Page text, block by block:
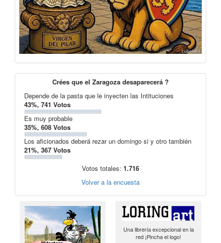
Crées que el Zaragoza desaparecerá ?
Depende de la pasta que le inyecten las Intituciones
43%, 741 Votos
Es muy probable
35%, 608 Votos
Los aficionados deberá rezar un domingo si y otro también
21%, 367 Votos
Votos totales: 1.716
Volver a la encuesta
Una librería excepcional en la
red ¡Pincha el logo!